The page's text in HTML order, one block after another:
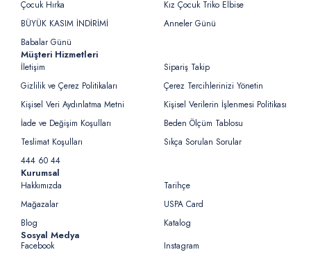
Çocuk Hırka
Kız Çocuk Triko Elbise
BÜYÜK KASIM İNDİRİMİ
Anneler Günü
Babalar Günü
Müşteri Hizmetleri
İletişim
Sipariş Takip
Gizlilik ve Çerez Politikaları
Çerez Tercihlerinizi Yönetin
Kişisel Veri Aydınlatma Metni
Kişisel Verilerin İşlenmesi Politikası
İade ve Değişim Koşulları
Beden Ölçüm Tablosu
Teslimat Koşulları
Sıkça Sorulan Sorular
444 60 44
Kurumsal
Hakkımızda
Tarihçe
Mağazalar
USPA Card
Blog
Katalog
Sosyal Medya
Facebook
Instagram